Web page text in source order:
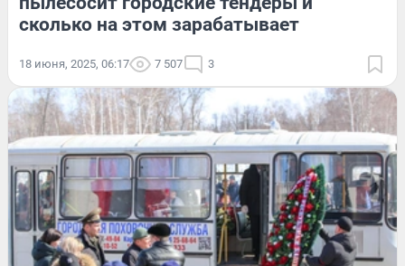
сколько на этом зарабатывает
18 июня, 2025, 06:17 7 507 3